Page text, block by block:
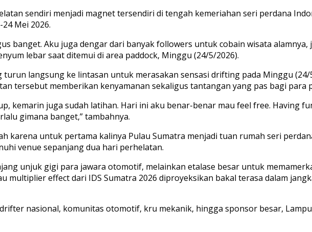
sendiri menjadi magnet tersendiri di tengah kemeriahan seri perdana
Mei 2026.
banget. Aku juga dengar dari banyak followers untuk cobain wisata
lebar saat ditemui di area paddock, Minggu (24/5/2026).
turun langsung ke lintasan untuk merasakan sensasi drifting pada Minggu
tersebut memberikan kenyamanan sekaligus tantangan yang pas bagi para
kemarin juga sudah latihan. Hari ini aku benar-benar mau feel free. Having
gimana banget,” tambahnya.
karena untuk pertama kalinya Pulau Sumatra menjadi tuan rumah seri
venue sepanjang dua hari perhelatan.
unjuk gigi para jawara otomotif, melainkan etalase besar untuk
multiplier effect dari IDS Sumatra 2026 diproyeksikan bakal terasa dalam
nasional, komunitas otomotif, kru mekanik, hingga sponsor besar,